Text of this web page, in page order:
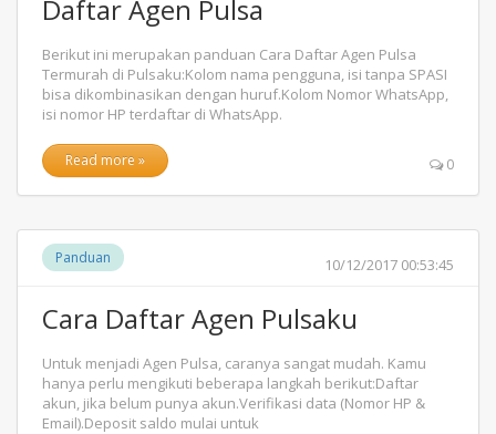
Daftar Agen Pulsa
Berikut ini merupakan panduan Cara Daftar Agen Pulsa
Termurah di Pulsaku:Kolom nama pengguna, isi tanpa SPASI
bisa dikombinasikan dengan huruf.Kolom Nomor WhatsApp,
isi nomor HP terdaftar di WhatsApp.
Read more » 0
Panduan 10/12/2017 00:53:45
Cara Daftar Agen Pulsaku
Untuk menjadi Agen Pulsa, caranya sangat mudah. Kamu
hanya perlu mengikuti beberapa langkah berikut:Daftar
akun, jika belum punya akun.Verifikasi data (Nomor HP &
Email).Deposit saldo mulai untuk